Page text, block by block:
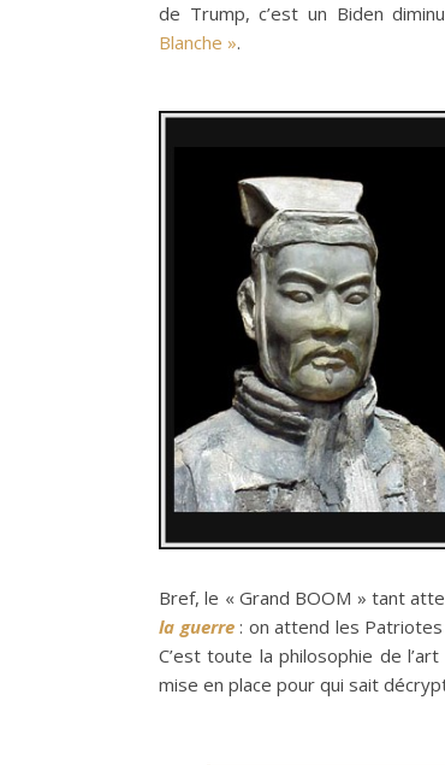
de Trump, c’est un Biden
Blanche ».
Bref, le « Grand BOOM » tant
la guerre: on attend les Patriotes
C’est toute la philosophie de
mise en place pour qui sait